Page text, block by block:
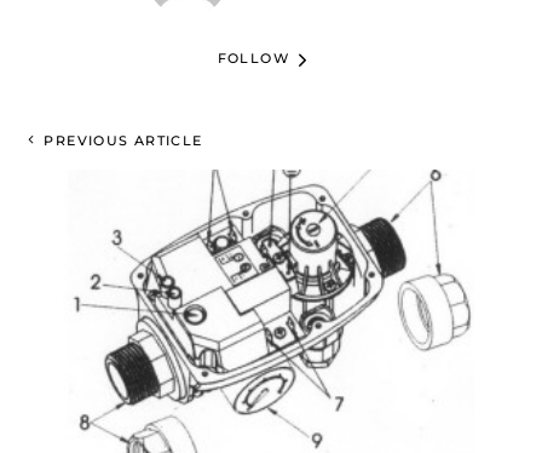
FOLLOW
PREVIOUS ARTICLE